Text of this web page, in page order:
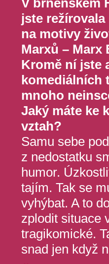
V brněnském
jste
na motivy
Marxů – Marx
Kromě ní jste
komediálních
mnoho
Jaký máte ke
vztah?
Samu sebe
z nedostatku
humor.
tajím. Tak se
vyhýbat. A to
zplodit situace
tragikomické.
snad jen když